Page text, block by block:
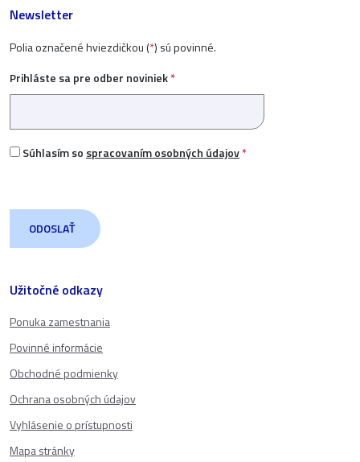
Užitočné odkazy
Ponuka zamestnania
Povinné informácie
Obchodné podmienky
Ochrana osobných údajov
Vyhlásenie o prístupnosti
Mapa stránky
Newsletter
Polia označené hviezdičkou (*) sú povinné.
Prihláste sa pre odber noviniek*
Súhlasím so spracovaním osobných údajov*